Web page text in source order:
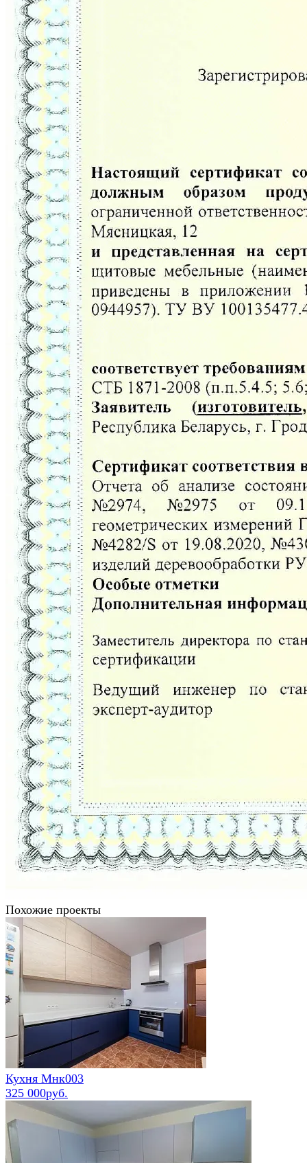
Похожие проекты
Кухня Мнк003
325 000руб.